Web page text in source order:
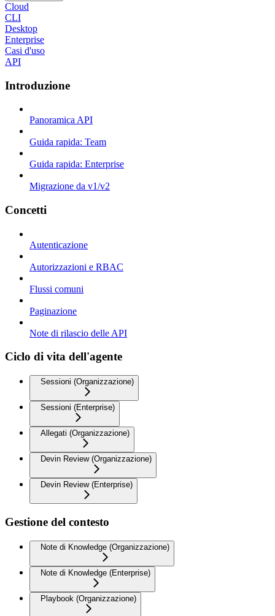
Cloud
CLI
Desktop
Enterprise
Casi d'uso
API
Introduzione
Panoramica API
Guida rapida: Team
Guida rapida: Enterprise
Migrazione da v1/v2
Concetti
Autenticazione
Autorizzazioni e RBAC
Flussi comuni
Paginazione
Note di rilascio delle API
Ciclo di vita dell'agente
Sessioni (Organizzazione)
Sessioni (Enterprise)
Allegati (Organizzazione)
Devin Review (Organizzazione)
Devin Review (Enterprise)
Gestione del contesto
Note di Knowledge (Organizzazione)
Note di Knowledge (Enterprise)
Playbook (Organizzazione)